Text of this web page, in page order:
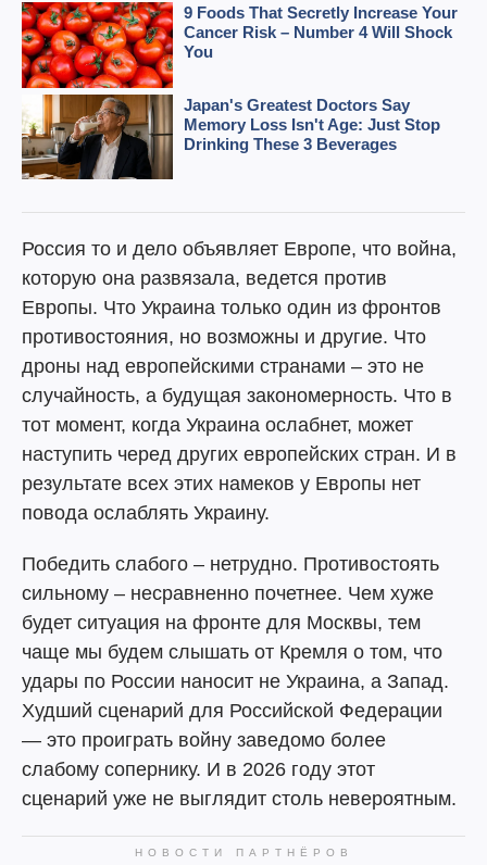
Россия то и дело объявляет Европе, что война,
которую она развязала, ведется против
Европы. Что Украина только один из фронтов
противостояния, но возможны и другие. Что
дроны над европейскими странами – это не
случайность, а будущая закономерность. Что в
тот момент, когда Украина ослабнет, может
наступить черед других европейских стран. И в
результате всех этих намеков у Европы нет
повода ослаблять Украину.
Победить слабого – нетрудно. Противостоять
сильному – несравненно почетнее. Чем хуже
будет ситуация на фронте для Москвы, тем
чаще мы будем слышать от Кремля о том, что
удары по России наносит не Украина, а Запад.
Худший сценарий для Российской Федерации
— это проиграть войну заведомо более
слабому сопернику. И в 2026 году этот
сценарий уже не выглядит столь невероятным.